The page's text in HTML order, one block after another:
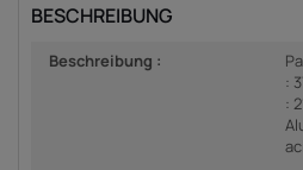
BESCHREIBUNG
Beschreibung :
:
: